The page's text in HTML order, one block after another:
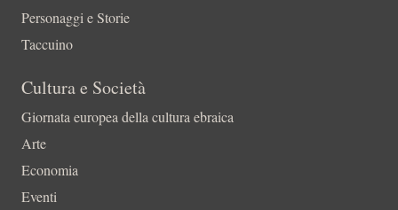
Personaggi e Storie
Taccuino
Cultura e Società
Giornata europea della cultura ebraica
Arte
Economia
Eventi